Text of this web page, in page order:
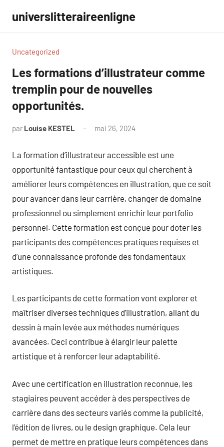
contenu
universlitteraireenligne
Uncategorized
Les formations d’illustrateur comme
tremplin pour de nouvelles
opportunités.
par Louise KESTEL mai 26, 2024
La formation d’illustrateur accessible est une
opportunité fantastique pour ceux qui cherchent à
améliorer leurs compétences en illustration, que ce soit
pour avancer dans leur carrière, changer de domaine
professionnel ou simplement enrichir leur portfolio
personnel. Cette formation est conçue pour doter les
participants des compétences pratiques requises et
d’une connaissance profonde des fondamentaux
artistiques.
Les participants de cette formation vont explorer et
maîtriser diverses techniques d’illustration, allant du
dessin à main levée aux méthodes numériques
avancées. Ceci contribue à élargir leur palette
artistique et à renforcer leur adaptabilité.
Avec une certification en illustration reconnue, les
stagiaires peuvent accéder à des perspectives de
carrière dans des secteurs variés comme la publicité,
l’édition de livres, ou le design graphique. Cela leur
permet de mettre en pratique leurs compétences dans